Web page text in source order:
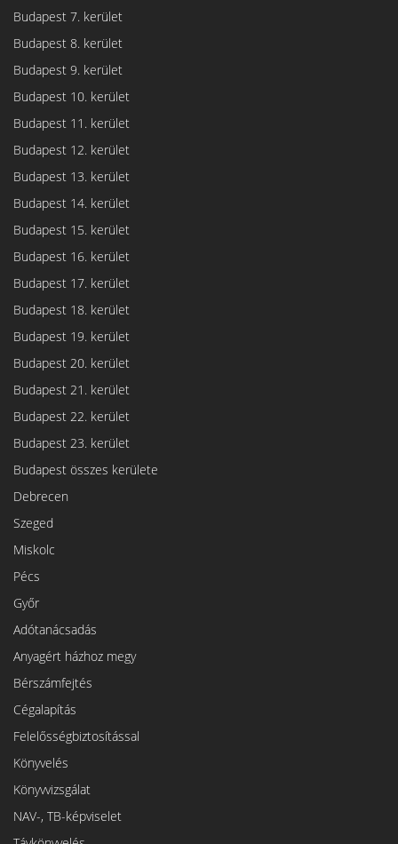
Budapest 7. kerület
Budapest 8. kerület
Budapest 9. kerület
Budapest 10. kerület
Budapest 11. kerület
Budapest 12. kerület
Budapest 13. kerület
Budapest 14. kerület
Budapest 15. kerület
Budapest 16. kerület
Budapest 17. kerület
Budapest 18. kerület
Budapest 19. kerület
Budapest 20. kerület
Budapest 21. kerület
Budapest 22. kerület
Budapest 23. kerület
Budapest összes kerülete
Debrecen
Szeged
Miskolc
Pécs
Győr
Adótanácsadás
Anyagért házhoz megy
Bérszámfejtés
Cégalapítás
Felelősségbiztosítással
Könyvelés
Könyvvizsgálat
NAV-, TB-képviselet